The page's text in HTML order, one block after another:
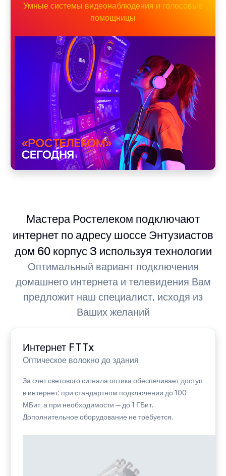
Умные системы видеонаблюдения и голосовые
помощницы
Мастера Ростелеком подключают
интернет по адресу шоссе Энтузиастов
дом 60 корпус 3 используя технологии
Оптимальный вариант подключения
домашнего интернета и телевидения Вам
предложит наш специалист, исходя из
Ваших желаний
Интернет FTTx
Оптическое волокно до здания
За счет светового сигнала оптика обеспечивает доступ
в интернет: при стандартном подключении до 100
МБит, а при необходимости — до 1 ГБит.
Дополнительное оборудование не требуется.